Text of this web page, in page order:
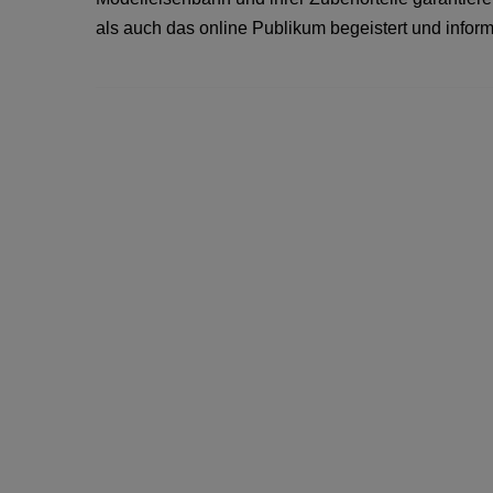
als auch das online Publikum begeistert und